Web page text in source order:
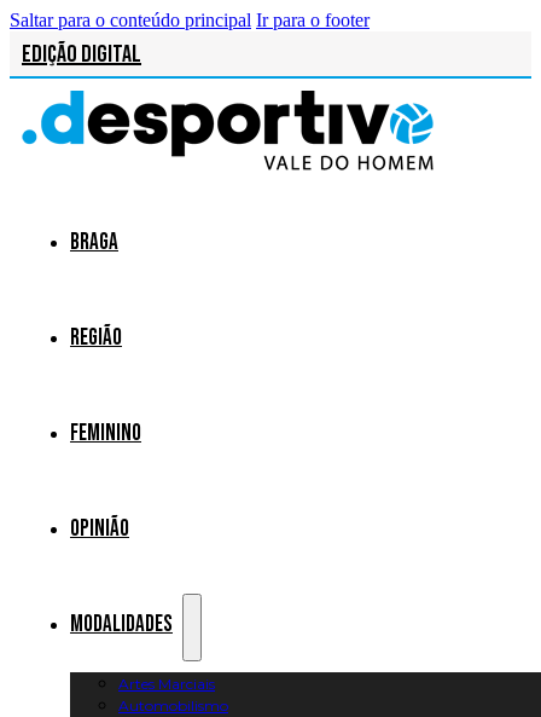
Saltar para o conteúdo principal Ir para o footer
Edição Digital
Braga
Região
Feminino
Opinião
Modalidades
Artes Marciais
Automobilismo